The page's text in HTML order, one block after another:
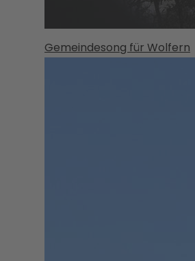
Gemeindesong für Wolfern